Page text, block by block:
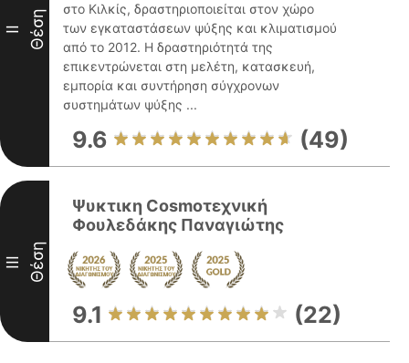
II Θέση
στο Κιλκίς, δραστηριοποιείται στον χώρο
των εγκαταστάσεων ψύξης και κλιματισμού
από το 2012. Η δραστηριότητά της
επικεντρώνεται στη μελέτη, κατασκευή,
εμπορία και συντήρηση σύγχρονων
συστημάτων ψύξης ...
9.6 (49)
III Θέση
Ψυκτικη Cosmoτεχνική
Φουλεδάκης Παναγιώτης
9.1 (22)